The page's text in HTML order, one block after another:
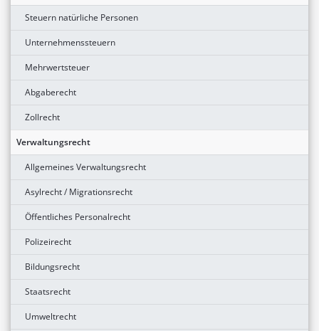
Steuern natürliche Personen
Unternehmenssteuern
Mehrwertsteuer
Abgaberecht
Zollrecht
Verwaltungsrecht
Allgemeines Verwaltungsrecht
Asylrecht / Migrationsrecht
Öffentliches Personalrecht
Polizeirecht
Bildungsrecht
Staatsrecht
Umweltrecht